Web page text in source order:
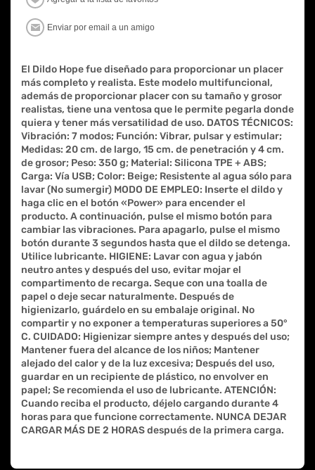
El Dildo Hope fue diseñado para proporcionar un placer
más completo y realista. Este modelo multifuncional,
además de proporcionar placer con su tamaño y grosor
realistas, tiene una ventosa que le permite pegarla donde
quiera y tener más versatilidad de uso. DATOS TÉCNICOS:
Vibración: 7 modos; Función: Vibrar, pulsar y estimular;
Medidas: 20 cm. de largo, 15 cm. de penetración y 4 cm.
de grosor; Peso: 350 g; Material: Silicona TPE + ABS;
Carga: Vía USB; Color: Beige; Resistente al agua sólo para
lavar (No sumergir) MODO DE EMPLEO: Inserte el dildo y
haga clic en el botón «Power» para encender el
producto. A continuación, pulse el mismo botón para
cambiar las vibraciones. Para apagarlo, pulse el mismo
botón durante 3 segundos hasta que el dildo se detenga.
Utilice lubricante. HIGIENE: Lavar con agua y jabón
neutro antes y después del uso, evitar mojar el
compartimento de recarga. Seque con una toalla de
papel o deje secar naturalmente. Después de
higienizarlo, guárdelo en su embalaje original. No
compartir y no exponer a temperaturas superiores a 50°
C. CUIDADO: Higienizar siempre antes y después del uso;
Mantener fuera del alcance de los niños; Mantener
alejado del calor y de la luz excesiva; Después del uso,
guardar en un recipiente de plástico, no envolver en
papel; Se recomienda el uso de lubricante. ATENCIÓN:
Cuando reciba el producto, déjelo cargando durante 4
horas para que funcione correctamente. NUNCA DEJAR
CARGAR MÁS DE 2 HORAS después de la primera carga.